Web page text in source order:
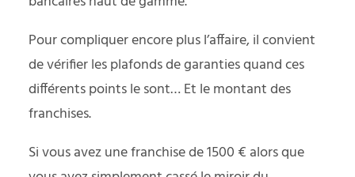
Pour compliquer encore plus l’affaire, il convient
de vérifier les plafonds de garanties quand ces
différents points le sont… Et le montant des
franchises.
Si vous avez une franchise de 1500 € alors que